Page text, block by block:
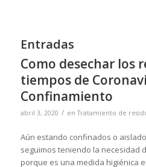
Entradas
Como desechar los
tiempos de
Confinamiento
abril 3, 2020 / enTratamiento de
Aún estando confinados o
seguimos teniendo la necesidad
porque es una medida higiénica